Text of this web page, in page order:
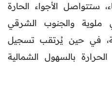
ستتواصل الأجواء الحارة
ملوية والجنوب الشرقي
في حين يُرتقب تسجيل
بالسهول الشمالية